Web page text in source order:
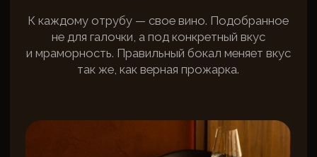
в ресторанеAmba
Свяжемся с вами сразу после получения
заявки и уточним все детали
+7